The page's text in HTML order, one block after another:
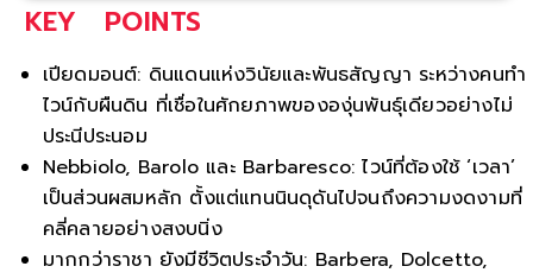
KEY POINTS
เปียดมอนต์: ดินแดนแห่งวินัยและพันธสัญญา ระหว่างคนทำ
ไวน์กับผืนดิน ที่เชื่อในศักยภาพขององุ่นพันธุ์เดียวอย่างไม่
ประนีประนอม
Nebbiolo, Barolo และ Barbaresco: ไวน์ที่ต้องใช้ ‘เวลา’
เป็นส่วนผสมหลัก ตั้งแต่แทนนินดุดันไปจนถึงความงดงามที่
คลี่คลายอย่างสงบนิ่ง
มากกว่าราชา ยังมีชีวิตประจำวัน: Barbera, Dolcetto,